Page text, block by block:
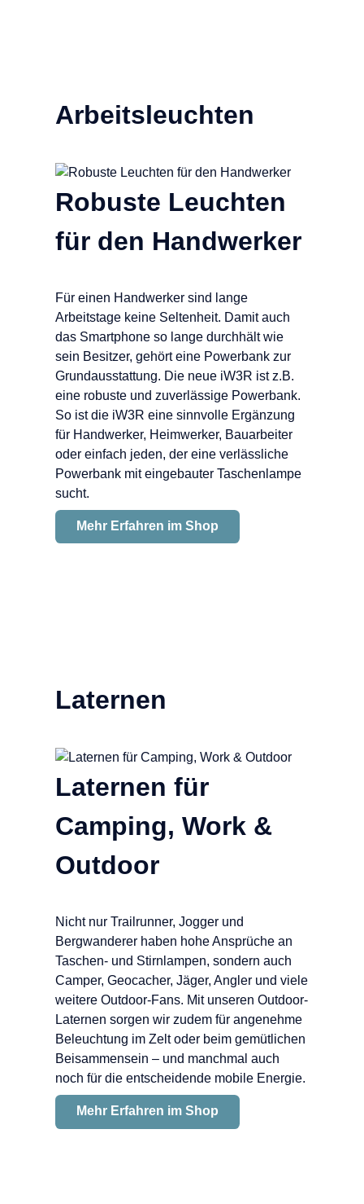
Arbeitsleuchten
Robuste Leuchten
für den Handwerker
Für einen Handwerker sind lange
Arbeitstage keine Seltenheit. Damit auch
das Smartphone so lange durchhält wie
sein Besitzer, gehört eine Powerbank zur
Grundausstattung. Die neue iW3R ist z.B.
eine robuste und zuverlässige Powerbank.
So ist die iW3R eine sinnvolle Ergänzung
für Handwerker, Heimwerker, Bauarbeiter
oder einfach jeden, der eine verlässliche
Powerbank mit eingebauter Taschenlampe
sucht.
Mehr Erfahren im Shop
Laternen
Laternen für
Camping, Work &
Outdoor
Nicht nur Trailrunner, Jogger und
Bergwanderer haben hohe Ansprüche an
Taschen- und Stirnlampen, sondern auch
Camper, Geocacher, Jäger, Angler und viele
weitere Outdoor-Fans. Mit unseren Outdoor-
Laternen sorgen wir zudem für angenehme
Beleuchtung im Zelt oder beim gemütlichen
Beisammensein – und manchmal auch
noch für die entscheidende mobile Energie.
Mehr Erfahren im Shop